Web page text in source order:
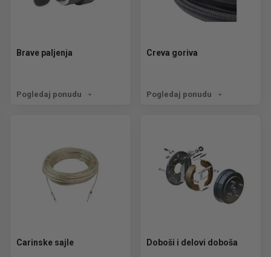
Brave paljenja
Pogledaj ponudu
Creva goriva
Pogledaj ponudu
Carinske sajle Doboši i delovi doboša